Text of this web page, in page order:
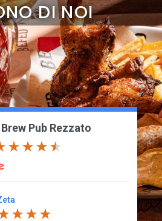
DI NOI
Brew Pub Rezzato